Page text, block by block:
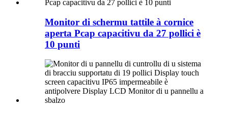
Monitor di schermu tattile à cornice
aperta Pcap capacitivu da 27 pollici è
10 punti